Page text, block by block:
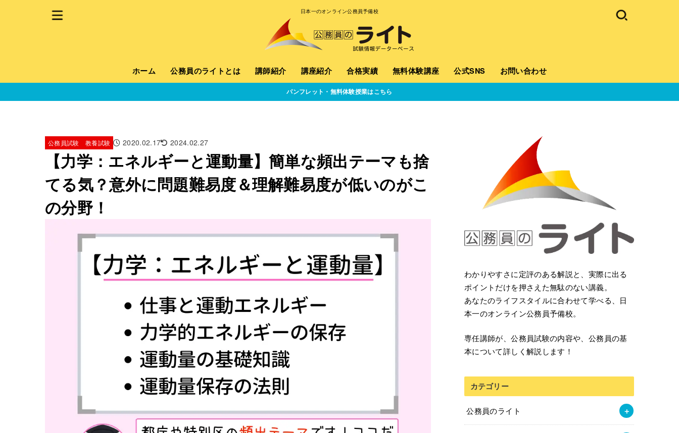
日本一のオンライン公務員予備校
ホーム 公務員のライトとは 講師紹介 講座紹介 合格実績 無料体験講座 公式SNS お問い合わせ
パンフレット・無料体験授業はこちら
公務員試験 教養試験 2020.02.17 2024.02.27
【力学：エネルギーと運動量】簡単な頻出テーマも捨
てる気？意外に問題難易度＆理解難易度が低いのがこ
の分野！
わかりやすさに定評のある解説と、実際に出る
ポイントだけを押さえた無駄のない講義。
あなたのライフスタイルに合わせて学べる、日
本一のオンライン公務員予備校。
専任講師が、公務員試験の内容や、公務員の基
本について詳しく解説します！
カテゴリー
公務員のライト